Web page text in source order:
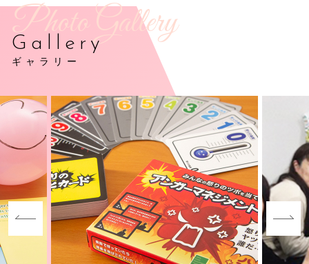
Photo Gallery
Gallery
ギャラリー